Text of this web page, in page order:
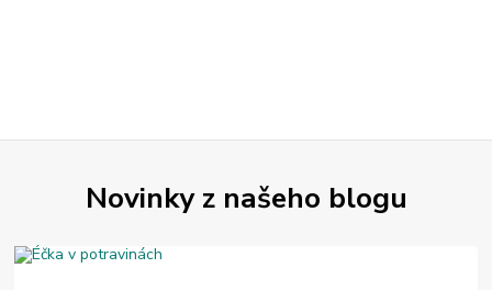
Novinky z našeho blogu